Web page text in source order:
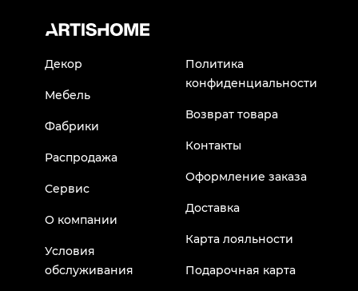
Декор
Мебель
Фабрики
Распродажа
Сервис
О компании
Условия
обслуживания
Политика
конфиденциальности
Возврат товара
Контакты
Оформление заказа
Доставка
Карта лояльности
Подарочная карта